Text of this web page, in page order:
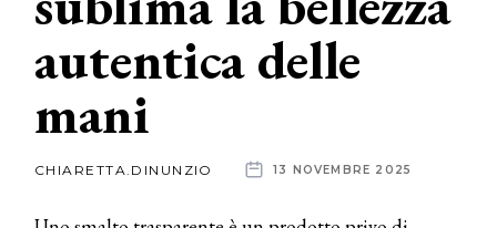
News
aziende
autentica delle
mani
CHIARETTA.DINUNZIO 13 NOVEMBRE 2025